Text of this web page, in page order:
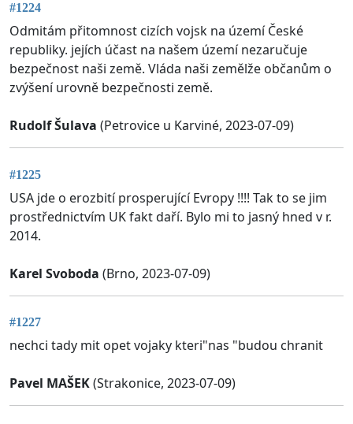
#1224
Odmitám přitomnost cizích vojsk na území České
republiky. jejích účast na našem území nezaručuje
bezpečnost naši země. Vláda naši zemělže občanům o
zvýšení urovně bezpečnosti země.
Rudolf Šulava (Petrovice u Karviné, 2023-07-09)
#1225
USA jde o erozbití prosperující Evropy !!!! Tak to se jim
prostřednictvím UK fakt daří. Bylo mi to jasný hned v r.
2014.
Karel Svoboda (Brno, 2023-07-09)
#1227
nechci tady mit opet vojaky kteri"nas "budou chranit
Pavel MAŠEK(Strakonice, 2023-07-09)